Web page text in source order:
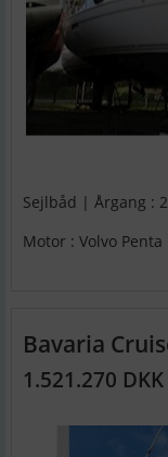
Sejlbåd | Årgang :
Motor : Volvo Penta
Bavaria
1.521.270 DKK